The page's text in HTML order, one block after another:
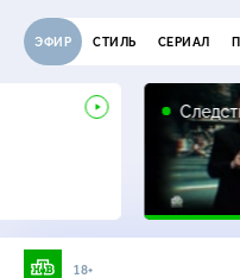
ЭФИР СТИЛЬ СЕРИАЛ
18+